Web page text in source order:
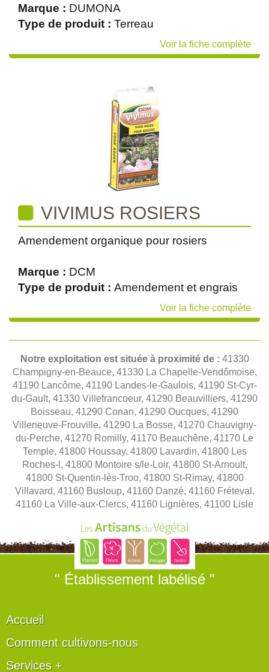
Marque : DUMONA
Type de produit : Terreau
Voir la fiche complète
VIVIMUS ROSIERS
Amendement organique pour rosiers
Marque : DCM
Type de produit : Amendement et engrais
Voir la fiche complète
Notre exploitation est située à proximité de : 41330
Champigny-en-Beauce, 41330 La Chapelle-Vendômoise,
41190 Lancôme, 41190 Landes-le-Gaulois, 41190 St-Cyr-
du-Gault, 41330 Villefrancoeur, 41290 Beauvilliers, 41290
Boisseau, 41290 Conan, 41290 Oucques, 41290
Villeneuve-Frouville, 41290 La Bosse, 41270 Chauvigny-
du-Perche, 41270 Romilly, 41170 Beauchêne, 41170 Le
Temple, 41800 Houssay, 41800 Lavardin, 41800 Les
Roches-l, 41800 Montoire s/le-Loir, 41800 St-Arnoult,
41800 St-Quentin-lès-Troo, 41800 St-Rimay, 41800
Villavard, 41160 Busloup, 41160 Danzé, 41160 Fréteval,
41160 La Ville-aux-Clercs, 41160 Lignières, 41100 Lisle
" Établissement labélisé "
Accueil
Comment cultivons-nous
Services +